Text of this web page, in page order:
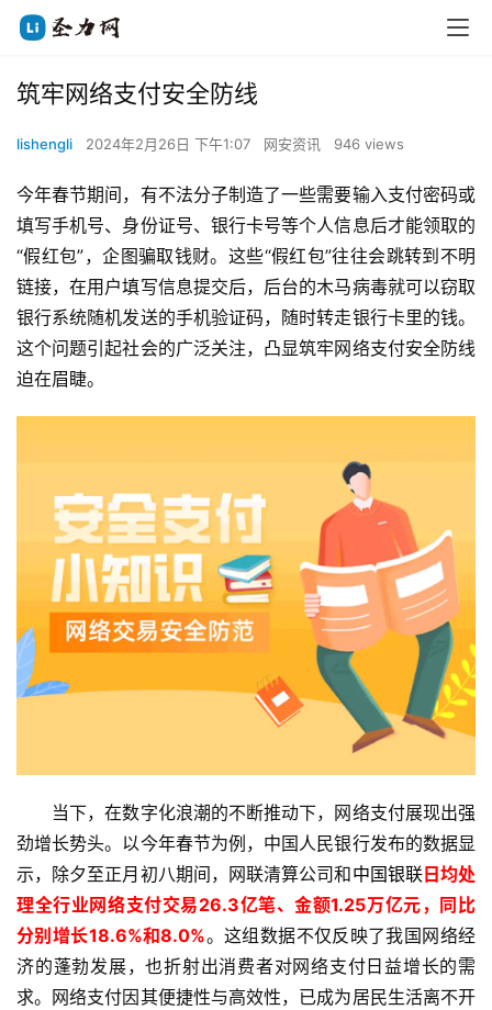
筑牢网络支付安全防线
lishengli 2024年2月26日 下午1:07 网安资讯 946 views
今年春节期间，有不法分子制造了一些需要输入支付密码或
填写手机号、身份证号、银行卡号等个人信息后才能领取的
“假红包”，企图骗取钱财。这些“假红包”往往会跳转到不明
链接，在用户填写信息提交后，后台的木马病毒就可以窃取
银行系统随机发送的手机验证码，随时转走银行卡里的钱。
这个问题引起社会的广泛关注，凸显筑牢网络支付安全防线
迫在眉睫。
当下，在数字化浪潮的不断推动下，网络支付展现出强
劲增长势头。以今年春节为例，中国人民银行发布的数据显
示，除夕至正月初八期间，网联清算公司和中国银联日均处
理全行业网络支付交易26.3亿笔、金额1.25万亿元，同比
分别增长18.6%和8.0%。这组数据不仅反映了我国网络经
济的蓬勃发展，也折射出消费者对网络支付日益增长的需
求。网络支付因其便捷性与高效性，已成为居民生活离不开